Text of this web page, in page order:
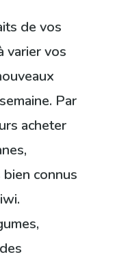
de vos
varier vos
Par
acheter
connus